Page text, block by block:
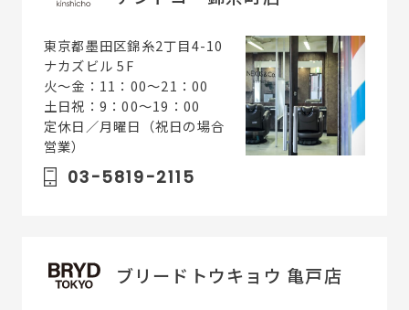
東京都墨田区錦糸2丁目4-10
ナカズビル 5F
火〜金：11：00～21：00
土日祝：9：00～19：00
定休日／月曜日（祝日の場合
営業）
03-5819-2115
ブリードトウキョウ 亀戸店